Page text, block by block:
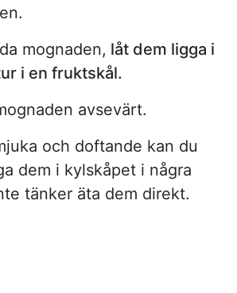
mognaden, låt dem ligga i
i en fruktskål.
avsevärt.
och doftande kan du
dem i kylskåpet i några
tänker äta dem direkt.